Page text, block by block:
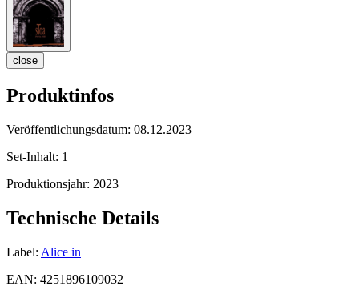
close
Produktinfos
Veröffentlichungsdatum: 08.12.2023
Set-Inhalt: 1
Produktionsjahr: 2023
Technische Details
Label: Alice in
EAN: 4251896109032